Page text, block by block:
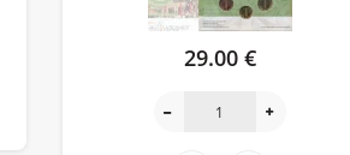
29.00 €